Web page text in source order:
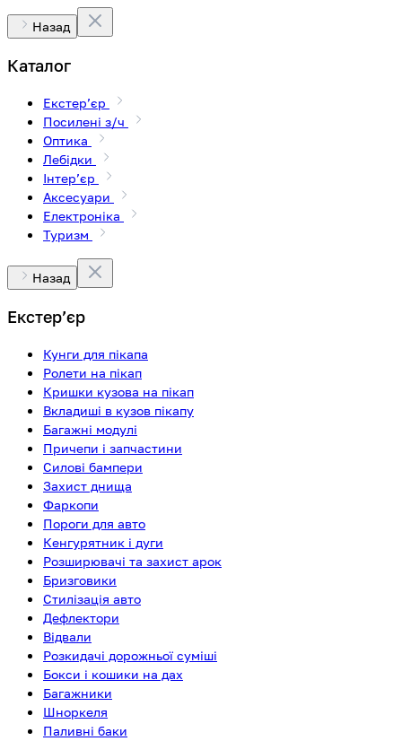
Назад
Каталог
Екстерʼєр
Посилені з/ч
Оптика
Лебідки
Інтерʼєр
Аксесуари
Електроніка
Туризм
Назад
Екстерʼєр
Кунги для пікапа
Ролети на пікап
Кришки кузова на пікап
Вкладиші в кузов пікапу
Багажні модулі
Причепи і запчастини
Силові бампери
Захист днища
Фаркопи
Пороги для авто
Кенгурятник і дуги
Розширювачі та захист арок
Бризговики
Стилізація авто
Дефлектори
Відвали
Розкидачі дорожньої суміші
Бокси і кошики на дах
Багажники
Шноркеля
Паливні баки